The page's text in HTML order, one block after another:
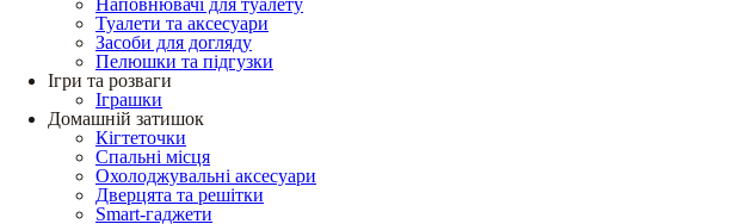
Наповнювачі для туалету
Туалети та аксесуари
Засоби для догляду
Пелюшки та підгузки
Ігри та розваги
Іграшки
Домашній затишок
Кігтеточки
Спальні місця
Охолоджувальні аксесуари
Дверцята та решітки
Smart-гаджети